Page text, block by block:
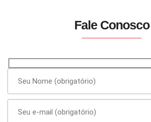
Fale Conosco